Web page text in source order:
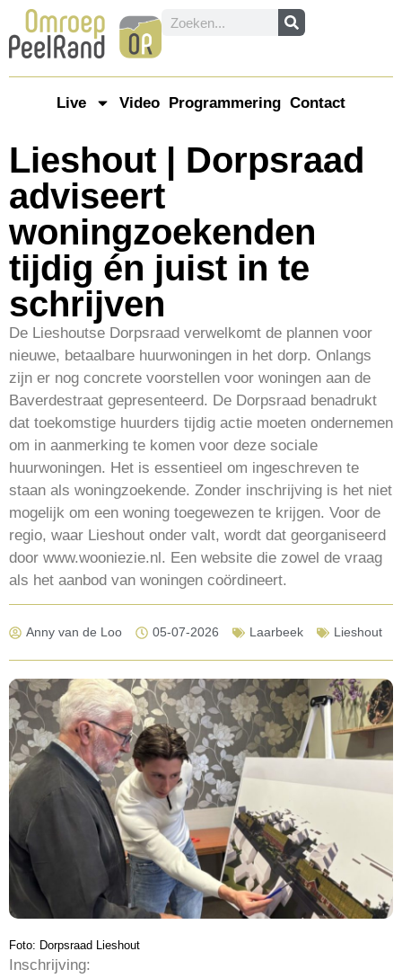
Live Video Programmering Contact
Lieshout | Dorpsraad
adviseert
woningzoekenden
tijdig én juist in te
schrijven
De Lieshoutse Dorpsraad verwelkomt de plannen voor
nieuwe, betaalbare huurwoningen in het dorp. Onlangs
zijn er nog concrete voorstellen voor woningen aan de
Baverdestraat gepresenteerd. De Dorpsraad benadrukt
dat toekomstige huurders tijdig actie moeten ondernemen
om in aanmerking te komen voor deze sociale
huurwoningen. Het is essentieel om ingeschreven te
staan als woningzoekende. Zonder inschrijving is het niet
mogelijk om een woning toegewezen te krijgen. Voor de
regio, waar Lieshout onder valt, wordt dat georganiseerd
door www.wooniezie.nl. Een website die zowel de vraag
als het aanbod van woningen coördineert.
Anny van de Loo 05-07-2026 Laarbeek Lieshout
Foto: Dorpsraad Lieshout
Inschrijving: